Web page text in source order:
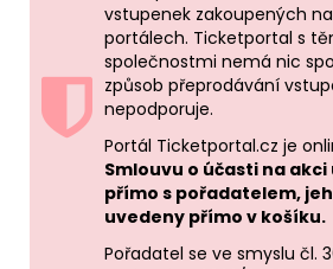
vstupenek zakoupených
portálech. Ticketportal s
společnostmi nemá nic
způsob přeprodávání
nepodporuje.
Portál Ticketportal.cz je
Smlouvu o účasti na
přímo s pořadatelem,
uvedeny přímo v košíku.
Pořadatel se ve smyslu čl.